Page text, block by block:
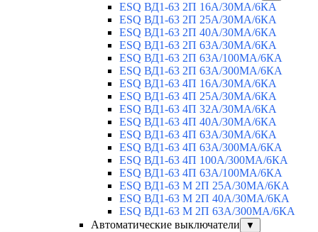
ESQ ВД1-63 2П 16А/30МА/6КА
ESQ ВД1-63 2П 25А/30МА/6КА
ESQ ВД1-63 2П 40А/30МА/6КА
ESQ ВД1-63 2П 63А/30МА/6КА
ESQ ВД1-63 2П 63А/100МА/6КА
ESQ ВД1-63 2П 63А/300МА/6КА
ESQ ВД1-63 4П 16А/30МА/6КА
ESQ ВД1-63 4П 25А/30МА/6КА
ESQ ВД1-63 4П 32А/30МА/6КА
ESQ ВД1-63 4П 40А/30МА/6КА
ESQ ВД1-63 4П 63А/30МА/6КА
ESQ ВД1-63 4П 63А/300МА/6КА
ESQ ВД1-63 4П 100А/300МА/6КА
ESQ ВД1-63 4П 63А/100MA/6КА
ESQ ВД1-63 M 2П 25А/30МА/6КА
ESQ ВД1-63 M 2П 40А/30МА/6КА
ESQ ВД1-63 M 2П 63А/300МА/6КА
Автоматические выключатели
▼